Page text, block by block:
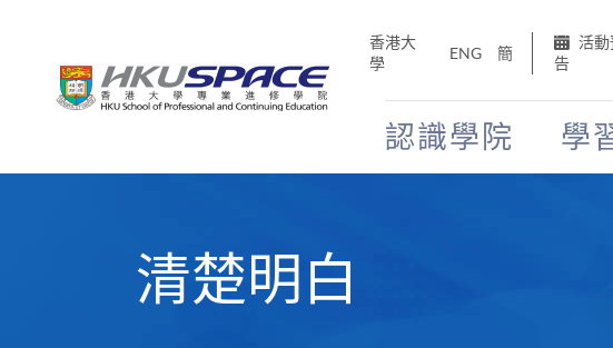
香港大
學
ENG 簡
活動
告
認識學院 學
清楚明白